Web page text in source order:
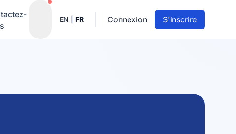
Notifications actives
EN FR Connexion S'inscrire